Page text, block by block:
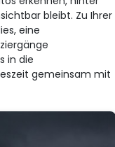
bleibt. Zu Ihrer
eine
in die
gemeinsam mit